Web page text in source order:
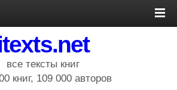
все тексты книг
книг, 109 000 авторов